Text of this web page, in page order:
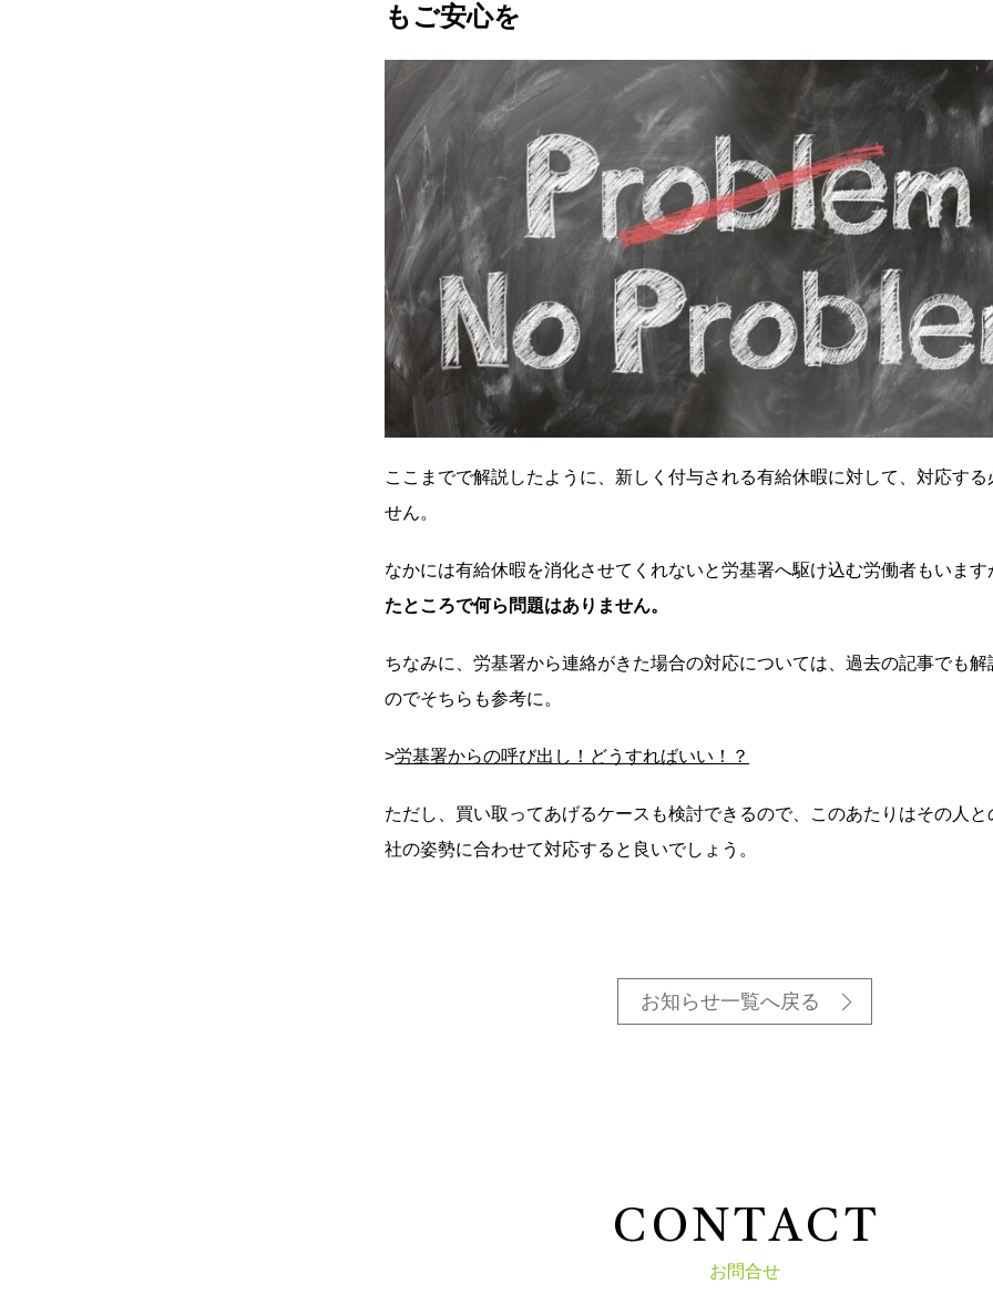
もご安心を
ここまでで解説したように、新しく付与される有給休暇に対して、対応する
せん。
なかには有給休暇を消化させてくれないと労基署へ駆け込む労働者もいます
たところで何ら問題はありません。
ちなみに、労基署から連絡がきた場合の対応については、過去の記事でも解
のでそちらも参考に。
>労基署からの呼び出し！どうすればいい！？
ただし、買い取ってあげるケースも検討できるので、このあたりはその人と
社の姿勢に合わせて対応すると良いでしょう。
お知らせ一覧へ戻る
C ONTACT
お問合せ